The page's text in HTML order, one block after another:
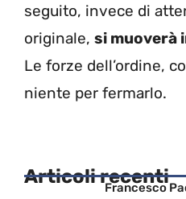
seguito, invece di
originale, si muoverà
Le forze dell’ordine,
niente per fermarlo.
Articoli recenti
Francesco